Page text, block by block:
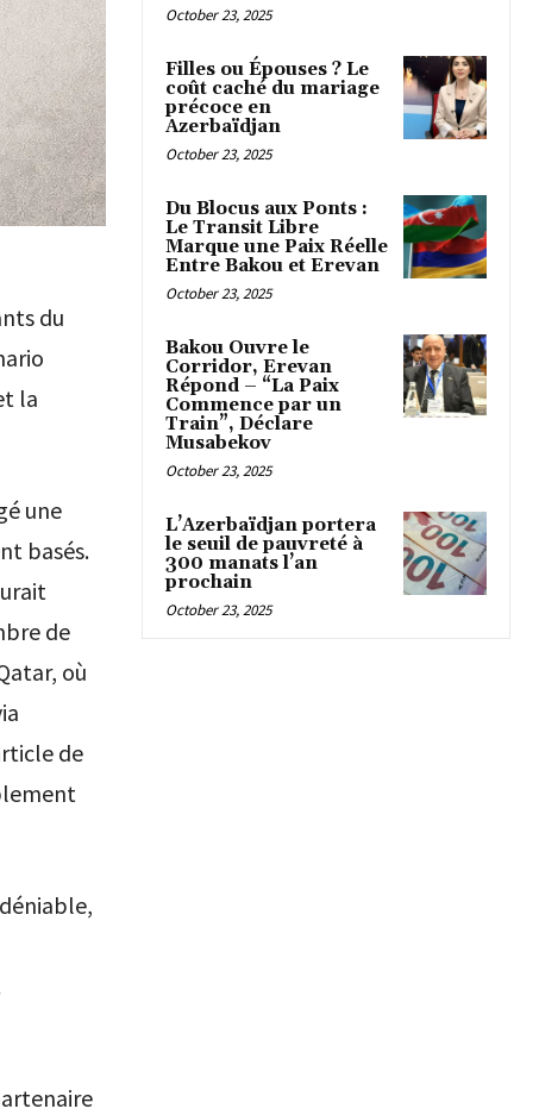
du
la
une
basés.
de
où
de
October 23, 2025
Filles ou Épouses ? Le
coût caché du mariage
précoce en
Azerbaïdjan
October 23, 2025
Du Blocus aux Ponts :
Le Transit Libre
Marque une Paix Réelle
Entre Bakou et Erevan
October 23, 2025
Bakou Ouvre le
Corridor, Erevan
Répond – “La Paix
Commence par un
Train”, Déclare
Musabekov
October 23, 2025
L’Azerbaïdjan portera
le seuil de pauvreté à
300 manats l’an
prochain
October 23, 2025